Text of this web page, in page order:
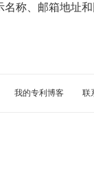
称、邮箱地址
我的专利博客 联